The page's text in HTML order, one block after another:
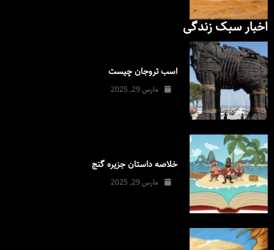
اخبار سبک زندگی
اسب تروجان چیست
مارس 29, 2025
خلاصه داستان جزیره گنج
مارس 29, 2025